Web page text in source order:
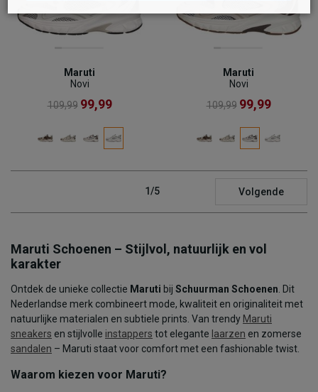
Maruti
Novi
109,99 99,99
Maruti
Novi
109,99 99,99
1/5 Volgende
Maruti Schoenen – Stijlvol, natuurlijk en vol
karakter
Ontdek de unieke collectie Maruti bij Schuurman Schoenen . Dit
Nederlandse merk combineert mode, kwaliteit en originaliteit met
natuurlijke materialen en subtiele prints. Van trendy Maruti
sneakers en stijlvolle instappers tot elegante laarzen en zomerse
sandalen – Maruti staat voor comfort met een fashionable twist.
Waarom kiezen voor Maruti?